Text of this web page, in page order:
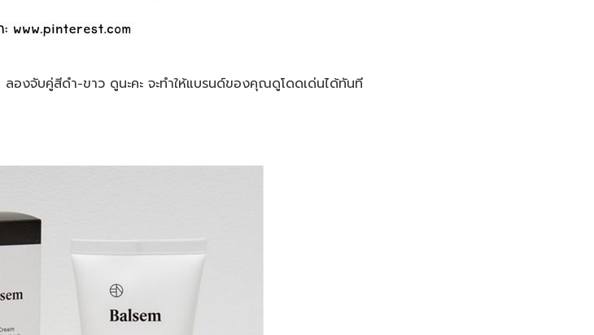
องจับคู่สีดำ-ขาว ดูนะคะ จะทำให้แบรนด์ของคุณดูโดดเด่นได้ทันที